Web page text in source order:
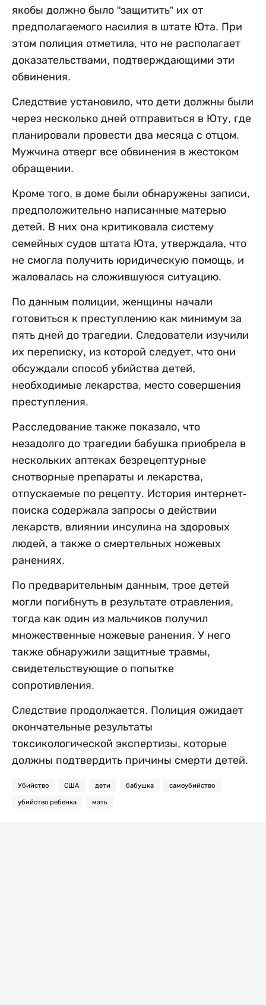
якобы должно было "защитить” их от
предполагаемого насилия в штате Юта. При
этом полиция отметила, что не располагает
доказательствами, подтверждающими эти
обвинения.
Следствие установило, что дети должны были
через несколько дней отправиться в Юту, где
планировали провести два месяца с отцом.
Мужчина отверг все обвинения в жестоком
обращении.
Кроме того, в доме были обнаружены записи,
предположительно написанные матерью
детей. В них она критиковала систему
семейных судов штата Юта, утверждала, что
не смогла получить юридическую помощь, и
жаловалась на сложившуюся ситуацию.
По данным полиции, женщины начали
готовиться к преступлению как минимум за
пять дней до трагедии. Следователи изучили
их переписку, из которой следует, что они
обсуждали способ убийства детей,
необходимые лекарства, место совершения
преступления.
Расследование также показало, что
незадолго до трагедии бабушка приобрела в
нескольких аптеках безрецептурные
снотворные препараты и лекарства,
отпускаемые по рецепту. История интернет-
поиска содержала запросы о действии
лекарств, влиянии инсулина на здоровых
людей, а также о смертельных ножевых
ранениях.
По предварительным данным, трое детей
могли погибнуть в результате отравления,
тогда как один из мальчиков получил
множественные ножевые ранения. У него
также обнаружили защитные травмы,
свидетельствующие о попытке
сопротивления.
Следствие продолжается. Полиция ожидает
окончательные результаты
токсикологической экспертизы, которые
должны подтвердить причины смерти детей.
Убийство США дети бабушка самоубийство
убийство ребенка мать